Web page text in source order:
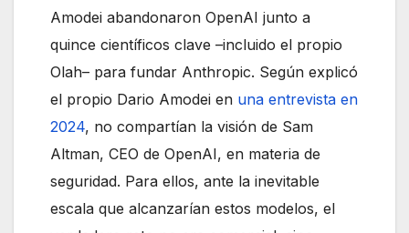
Amodei abandonaron OpenAI junto a
quince científicos clave –incluido el propio
Olah– para fundar Anthropic. Según explicó
el propio Dario Amodei en una entrevista en
2024, no compartían la visión de Sam
Altman, CEO de OpenAI, en materia de
seguridad. Para ellos, ante la inevitable
escala que alcanzarían estos modelos, el